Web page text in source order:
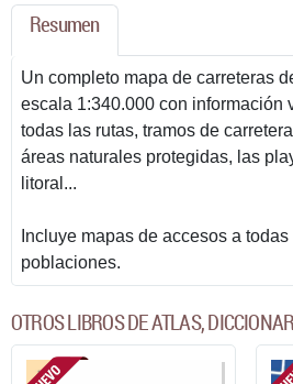
Resumen
Un completo mapa de carreteras
escala 1:340.000 con información
todas las rutas, tramos de
áreas naturales protegidas, las
litoral...
Incluye mapas de accesos a
poblaciones.
OTROS LIBROS DE ATLAS,